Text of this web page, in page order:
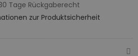
Tage Rückgaberecht
zur Produktsicherheit